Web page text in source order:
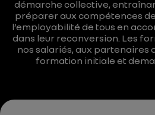
démarche collective,
préparer aux compétences
l’employabilité de tous en
dans leur reconversion. Les
nos salariés, aux partenaires
formation initiale et